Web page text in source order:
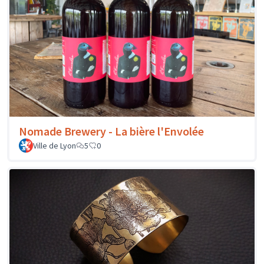
Nomade Brewery - La bière l'Envolée
Ville de Lyon 5 0